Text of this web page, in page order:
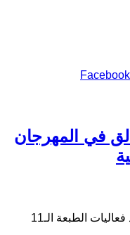
Facebook
في المهرجان
اختتمت ليلة السبت إلى الأحد فعاليات الطبعة الـ11